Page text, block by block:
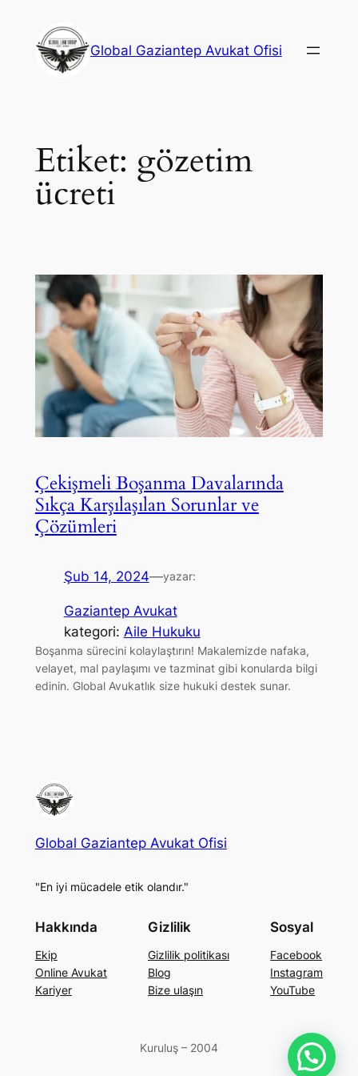
Global Gaziantep Avukat Ofisi
Etiket: gözetim
ücreti
Çekişmeli Boşanma Davalarında
Sıkça Karşılaşılan Sorunlar ve
Çözümleri
Şub 14, 2024—yazar:
Gaziantep Avukat
kategori: Aile Hukuku
Boşanma sürecini kolaylaştırın! Makalemizde nafaka,
velayet, mal paylaşımı ve tazminat gibi konularda bilgi
edinin. Global Avukatlık size hukuki destek sunar.
Global Gaziantep Avukat Ofisi
"En iyi mücadele etik olandır."
Hakkında
Ekip
Online Avukat
Kariyer
Gizlilik
Gizlilik politikası
Blog
Bize ulaşın
Sosyal
Facebook
Instagram
YouTube
Kuruluş – 2004